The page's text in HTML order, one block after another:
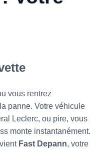
vous rentrez
panne. Votre véhicule
Leclerc, ou pire, vous
monte instantanément.
Fast Depann, votre